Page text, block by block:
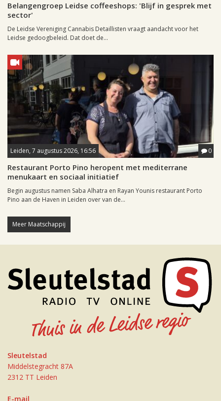
Belangengroep Leidse coffeeshops: 'Blijf in gesprek met
sector'
De Leidse Vereniging Cannabis Detaillisten vraagt aandacht voor het
Leidse gedoogbeleid. Dat doet de...
Leiden, 7 augustus 2026, 16:56 0
Restaurant Porto Pino heropent met mediterrane
menukaart en sociaal initiatief
Begin augustus namen Saba Alhatra en Rayan Younis restaurant Porto
Pino aan de Haven in Leiden over van de...
Meer Maatschappij
Sleutelstad
Middelstegracht 87A
2312 TT Leiden
E-mail